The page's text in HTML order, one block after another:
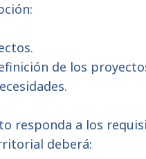
de los
responda a los
deberá: